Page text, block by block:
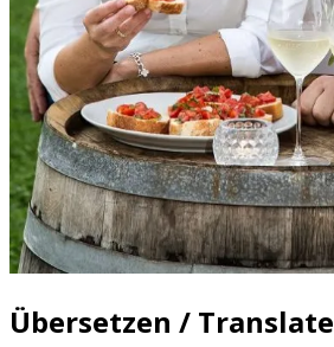
Übersetzen / Translate